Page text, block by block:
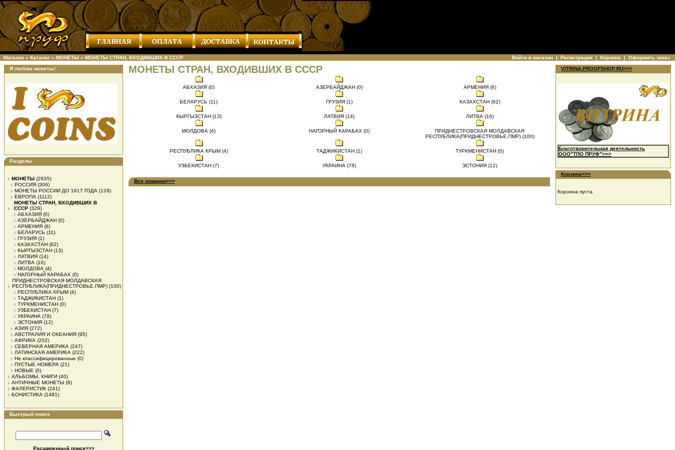
Магазин » Каталог » МОНЕТЫ » МОНЕТЫ СТРАН, ВХОДИВШИХ В СССР Войти в магазин | Регистрация | Корзина | Оформить заказ
Я люблю монеты!
Разделы
МОНЕТЫ (2935)
РОССИЯ (306)
МОНЕТЫ РОССИИ ДО 1917 ГОДА (129)
ЕВРОПА (1112)
МОНЕТЫ СТРАН, ВХОДИВШИХ В
СССР (329)
АБХАЗИЯ (0)
АЗЕРБАЙДЖАН (0)
АРМЕНИЯ (6)
БЕЛАРУСЬ (11)
ГРУЗИЯ (1)
КАЗАХСТАН (62)
КЫРГЫЗСТАН (13)
ЛАТВИЯ (14)
ЛИТВА (16)
МОЛДОВА (4)
НАГОРНЫЙ КАРАБАХ (0)
ПРИДНЕСТРОВСКАЯ МОЛДАВСКАЯ
РЕСПУБЛИКА(ПРИДНЕСТРОВЬЕ,ПМР) (100)
РЕСПУБЛИКА КРЫМ (4)
ТАДЖИКИСТАН (1)
ТУРКМЕНИСТАН (0)
УЗБЕКИСТАН (7)
УКРАИНА (78)
ЭСТОНИЯ (12)
АЗИЯ (272)
АВСТРАЛИЯ И ОКЕАНИЯ (95)
АФРИКА (202)
СЕВЕРНАЯ АМЕРИКА (247)
ЛАТИНСКАЯ АМЕРИКА (222)
Не классифицированные (0)
ПУСТЫЕ НОМЕРА (21)
НОВЫЕ (0)
АЛЬБОМЫ, КНИГИ (40)
АНТИЧНЫЕ МОНЕТЫ (8)
ФАЛЕРИСТИК (241)
БОНИСТИКА (1481)
Быстрый поиск
Расширенный поиск>>>
МОНЕТЫ СТРАН, ВХОДИВШИХ В СССР
АБХАЗИЯ (0) АЗЕРБАЙДЖАН (0) АРМЕНИЯ (6)
БЕЛАРУСЬ (11) ГРУЗИЯ (1) КАЗАХСТАН (62)
КЫРГЫЗСТАН (13) ЛАТВИЯ (14) ЛИТВА (16)
МОЛДОВА (4) НАГОРНЫЙ КАРАБАХ (0)
ПРИДНЕСТРОВСКАЯ МОЛДАВСКАЯ
РЕСПУБЛИКА(ПРИДНЕСТРОВЬЕ,ПМР) (100)
РЕСПУБЛИКА КРЫМ (4) ТАДЖИКИСТАН (1) ТУРКМЕНИСТАН (0)
УЗБЕКИСТАН (7) УКРАИНА (78) ЭСТОНИЯ (12)
Все новинки>>>
VITRINA.PROOFSHOP.RU>>>
Благотворительная деятельность
ООО"ТПО ПРУФ">>>
Корзина>>>
Корзина пуста